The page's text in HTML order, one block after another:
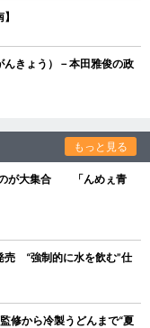
きょう）－本田雅俊の政
もっと見る
のが大集合 「んめぇ青
売 “強制的に水を飲む”仕
修から冷製うどんまで“夏